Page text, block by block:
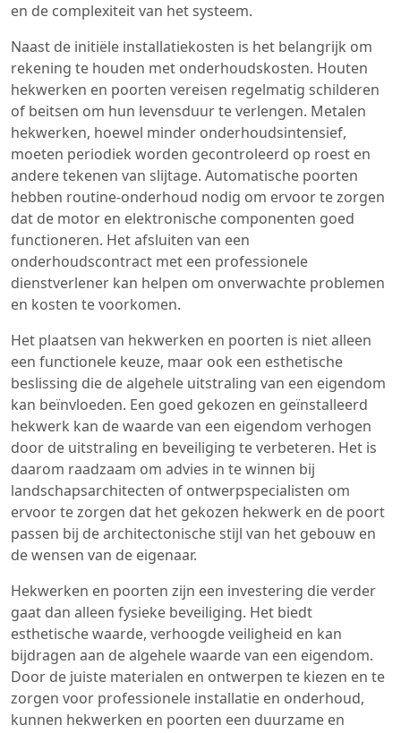
en de complexiteit van het systeem.
Naast de initiële installatiekosten is het belangrijk om
rekening te houden met onderhoudskosten. Houten
hekwerken en poorten vereisen regelmatig schilderen
of beitsen om hun levensduur te verlengen. Metalen
hekwerken, hoewel minder onderhoudsintensief,
moeten periodiek worden gecontroleerd op roest en
andere tekenen van slijtage. Automatische poorten
hebben routine-onderhoud nodig om ervoor te zorgen
dat de motor en elektronische componenten goed
functioneren. Het afsluiten van een
onderhoudscontract met een professionele
dienstverlener kan helpen om onverwachte problemen
en kosten te voorkomen.
Het plaatsen van hekwerken en poorten is niet alleen
een functionele keuze, maar ook een esthetische
beslissing die de algehele uitstraling van een eigendom
kan beïnvloeden. Een goed gekozen en geïnstalleerd
hekwerk kan de waarde van een eigendom verhogen
door de uitstraling en beveiliging te verbeteren. Het is
daarom raadzaam om advies in te winnen bij
landschapsarchitecten of ontwerpspecialisten om
ervoor te zorgen dat het gekozen hekwerk en de poort
passen bij de architectonische stijl van het gebouw en
de wensen van de eigenaar.
Hekwerken en poorten zijn een investering die verder
gaat dan alleen fysieke beveiliging. Het biedt
esthetische waarde, verhoogde veiligheid en kan
bijdragen aan de algehele waarde van een eigendom.
Door de juiste materialen en ontwerpen te kiezen en te
zorgen voor professionele installatie en onderhoud,
kunnen hekwerken en poorten een duurzame en